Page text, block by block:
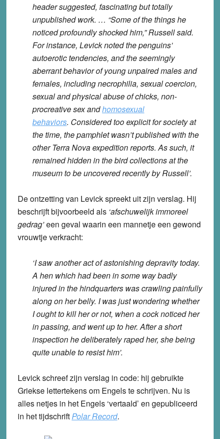
header suggested, fascinating but totally
unpublished work. … “Some of the things he
noticed profoundly shocked him,” Russell said.
For instance, Levick noted the penguins’
autoerotic tendencies, and the seemingly
aberrant behavior of young unpaired males and
females, including necrophilia, sexual coercion,
sexual and physical abuse of chicks, non-
procreative sex andhomosexual
behaviors. Considered too explicit for society at
the time, the pamphlet wasn’t published with the
other Terra Nova expedition reports. As such, it
remained hidden in the bird collections at the
museum to be uncovered recently by Russell’.
De ontzetting van Levick spreekt uit zijn verslag. Hij
beschrijft bijvoorbeeld als ‘afschuwelijk immoreel
gedrag’een geval waarin een mannetje een gewond
vrouwtje verkracht:
‘I saw another act of astonishing depravity today.
A hen which had been in some way badly
injured in the hindquarters was crawling painfully
along on her belly. I was just wondering whether
I ought to kill her or not, when a cock noticed her
in passing, and went up to her. After a short
inspection he deliberately raped her, she being
quite unable to resist him’.
Levick schreef zijn verslag in code: hij gebruikte
Griekse lettertekens om Engels te schrijven. Nu is
alles netjes in het Engels ‘vertaald’ en gepubliceerd
in het tijdschriftPolar Record.